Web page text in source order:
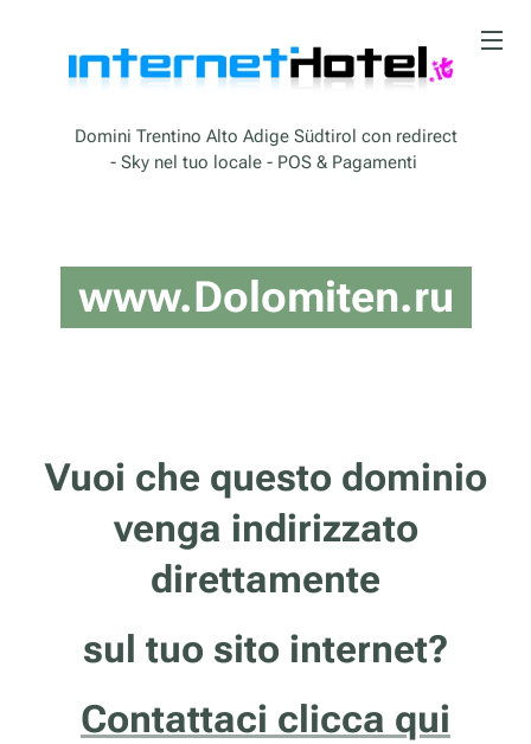
Domini Trentino Alto Adige Südtirol con redirect
- Sky nel tuo locale - POS & Pagamenti
www.Dolomiten.ru
Vuoi che questo dominio
venga indirizzato
direttamente
sul tuo sito internet?
Contattaci clicca qui